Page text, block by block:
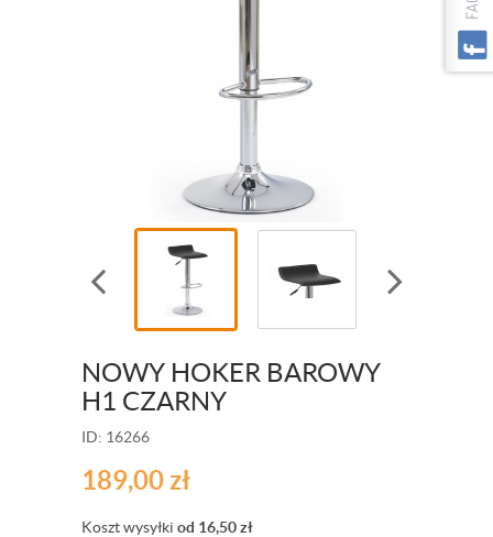
NOWY HOKER BAROWY
H1 CZARNY
ID: 16266
189,00zł
Koszt wysyłki od 16,50zł